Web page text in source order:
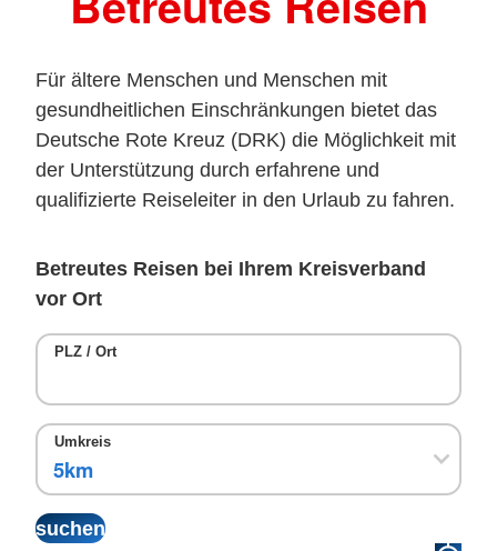
Für ältere Menschen und Menschen mit
gesundheitlichen Einschränkungen bietet das
Deutsche Rote Kreuz (DRK) die Möglichkeit mit
der Unterstützung durch erfahrene und
qualifizierte Reiseleiter in den Urlaub zu fahren.
Betreutes Reisen bei Ihrem Kreisverband
vor Ort
PLZ / Ort
Umkreis